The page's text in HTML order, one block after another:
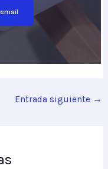
Entrada siguiente →